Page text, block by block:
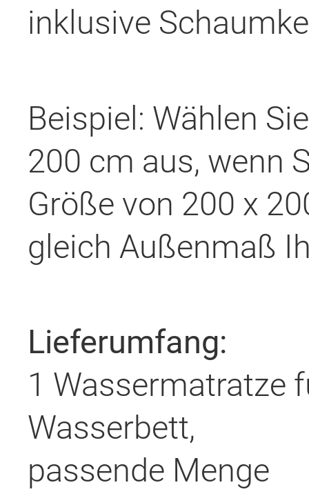
inklusive
Beispiel: Wählen
200 cm aus, wenn
Größe von 200 x
gleich Außenmaß
Lieferumfang:
1 Wassermatratze
Wasserbett,
passende Menge